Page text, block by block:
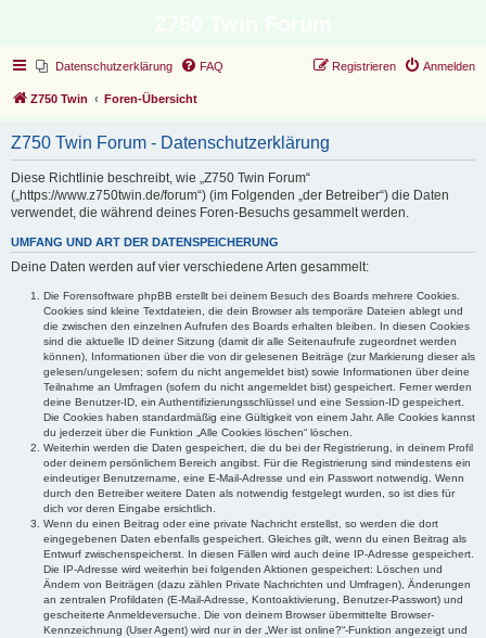
Datenschutzerklärung FAQ Anmelden
Registrieren
Z750 Twin Foren-Übersicht
Z750 Twin Forum - Datenschutzerklärung
Diese Richtlinie beschreibt, wie „Z750 Twin Forum“
(„https://www.z750twin.de/forum“) (im Folgenden „der Betreiber“) die Daten
verwendet, die während deines Foren-Besuchs gesammelt werden.
UMFANG UND ART DER DATENSPEICHERUNG
Deine Daten werden auf vier verschiedene Arten gesammelt:
Die Forensoftware phpBB erstellt bei deinem Besuch des Boards mehrere Cookies.
Cookies sind kleine Textdateien, die dein Browser als temporäre Dateien ablegt und
die zwischen den einzelnen Aufrufen des Boards erhalten bleiben. In diesen Cookies
sind die aktuelle ID deiner Sitzung (damit dir alle Seitenaufrufe zugeordnet werden
können), Informationen über die von dir gelesenen Beiträge (zur Markierung dieser als
gelesen/ungelesen; sofern du nicht angemeldet bist) sowie Informationen über deine
Teilnahme an Umfragen (sofern du nicht angemeldet bist) gespeichert. Ferner werden
deine Benutzer-ID, ein Authentifizierungsschlüssel und eine Session-ID gespeichert.
Die Cookies haben standardmäßig eine Gültigkeit von einem Jahr. Alle Cookies kannst
du jederzeit über die Funktion „Alle Cookies löschen“ löschen.
Weiterhin werden die Daten gespeichert, die du bei der Registrierung, in deinem Profil
oder deinem persönlichem Bereich angibst. Für die Registrierung sind mindestens ein
eindeutiger Benutzername, eine E-Mail-Adresse und ein Passwort notwendig. Wenn
durch den Betreiber weitere Daten als notwendig festgelegt wurden, so ist dies für
dich vor deren Eingabe ersichtlich.
Wenn du einen Beitrag oder eine private Nachricht erstellst, so werden die dort
eingegebenen Daten ebenfalls gespeichert. Gleiches gilt, wenn du einen Beitrag als
Entwurf zwischenspeicherst. In diesen Fällen wird auch deine IP-Adresse gespeichert.
Die IP-Adresse wird weiterhin bei folgenden Aktionen gespeichert: Löschen und
Ändern von Beiträgen (dazu zählen Private Nachrichten und Umfragen), Änderungen
an zentralen Profildaten (E-Mail-Adresse, Kontoaktivierung, Benutzer-Passwort) und
gescheiterte Anmeldeversuche. Die von deinem Browser übermittelte Browser-
Kennzeichnung (User Agent) wird nur in der „Wer ist online?“-Funktion angezeigt und